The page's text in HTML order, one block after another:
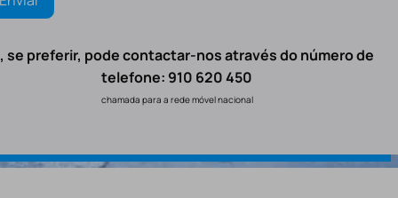
se preferir, pode contactar-nos através do número de
telefone: 910 620 450
chamada para a rede móvel nacional